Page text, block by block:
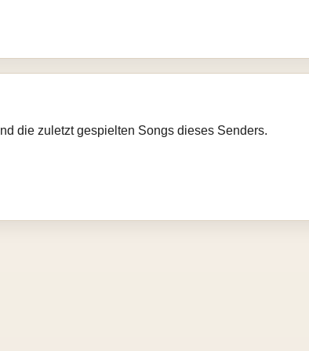
die zuletzt gespielten Songs dieses Senders.